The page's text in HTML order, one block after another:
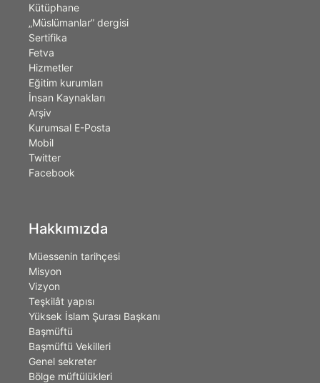
Kütüphane
„Müslümanlar” dergisi
Sertifika
Fetva
Hizmetler
Eğitim kurumları
İnsan Kaynakları
Arşiv
Kurumsal E-Posta
Mobil
Twitter
Facebook
Hakkımızda
Müessenin tarihçesi
Misyon
Vizyon
Teşkilât yapısı
Yüksek İslam Şurası Başkanı
Başmüftü
Başmüftü Vekilleri
Genel sekreter
Bölge müftülükleri